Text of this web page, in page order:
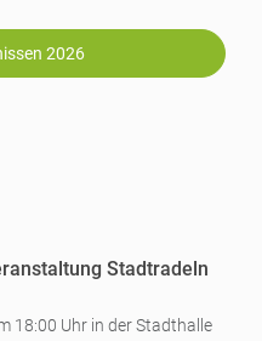
2026
Stadtradeln
18:00 Uhr in der Stadthalle